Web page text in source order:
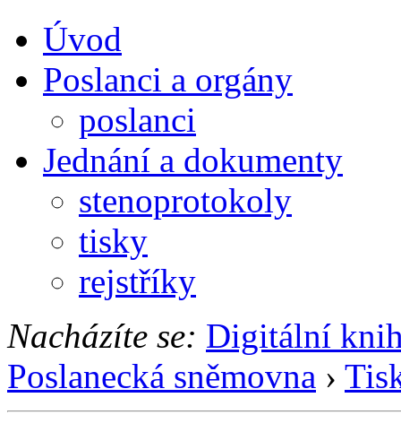
Úvod
Poslanci a orgány
poslanci
Jednání a dokumenty
stenoprotokoly
tisky
rejstříky
Nacházíte se: Digitální
Poslanecká sněmovna ›